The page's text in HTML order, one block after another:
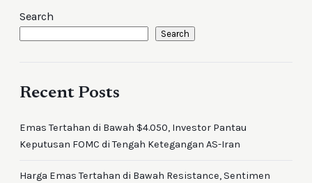
Search
Search
Recent Posts
Emas Tertahan di Bawah $4.050, Investor Pantau
Keputusan FOMC di Tengah Ketegangan AS-Iran
Harga Emas Tertahan di Bawah Resistance, Sentimen